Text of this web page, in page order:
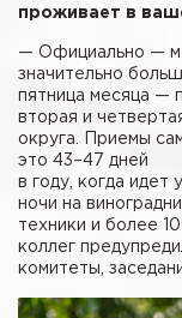
проживает в
— Официально —
значительно
пятница месяца —
вторая и
округа. Приемы
это 43–47 дней
в году, когда идет
ночи на
техники и более
коллег
комитеты,